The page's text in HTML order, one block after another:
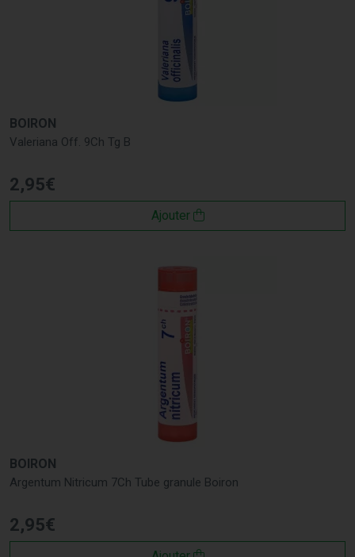
BOIRON
Valeriana Off. 9Ch Tg B
2,95€
Ajouter
BOIRON
Argentum Nitricum 7Ch Tube granule Boiron
2,95€